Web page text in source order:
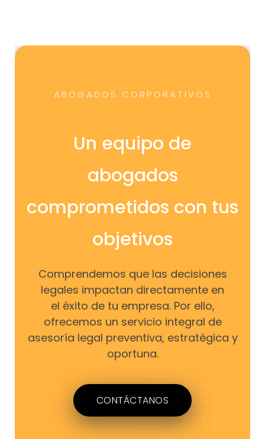
ABOGADOS CORPORATIVOS
Un equipo de
abogados
comprometidos con tus
objetivos
Comprendemos que las decisiones
legales impactan directamente en
el éxito de tu empresa. Por ello,
ofrecemos un servicio integral de
asesoría legal preventiva, estratégica y
oportuna.
CONTÁCTANOS